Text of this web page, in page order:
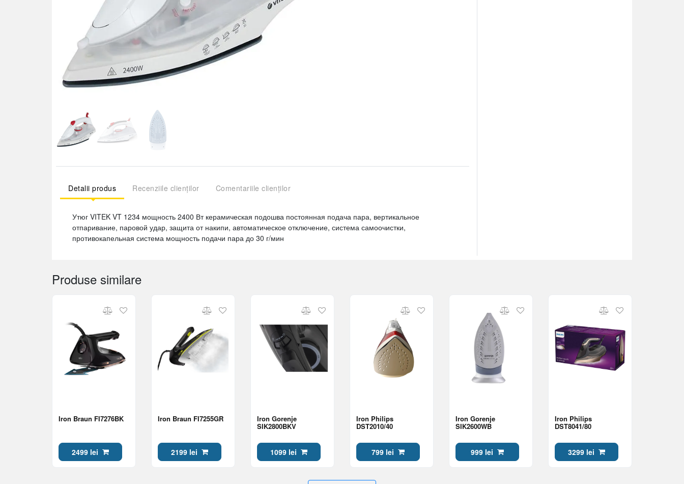
Detalii produs Recenziile clienților Comentariile clienților
Утюг VITEK VT 1234 мощность 2400 Вт керамическая подошва постоянная подача пара, вертикальное
отпаривание, паровой удар, защита от накипи, автоматическое отключение, система самоочистки,
противокапельная система мощность подачи пара до 30 г/мин
Produse similare
Iron Braun FI7276BK
2499 lei
Iron Braun FI7255GR
2199 lei
Iron Gorenje
SIK2800BKV
1099 lei
Iron Philips
DST2010/40
799 lei
Iron Gorenje
SIK2600WB
999 lei
Iron Philips
DST8041/80
3299 lei